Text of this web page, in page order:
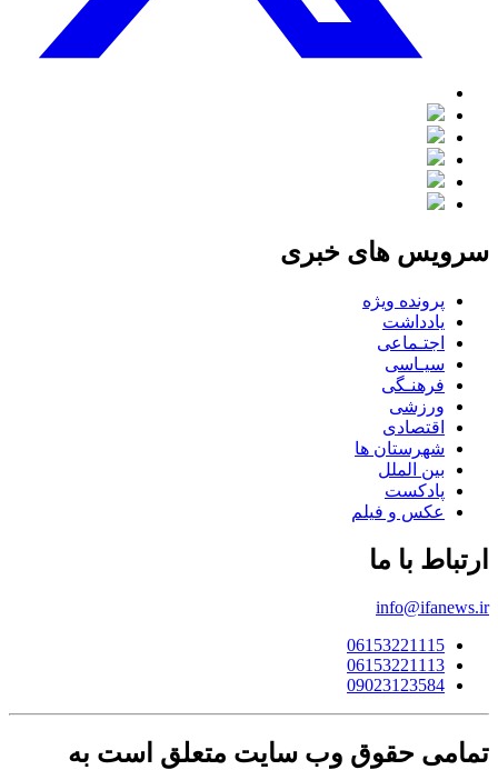
سرویس های خبری
پرونده ویژه
یادداشت
اجتـماعی
سیـاسی
فرهنـگی
ورزشی
اقتصادی
شهرستان ها
بین الملل
پادکست
عکس و فیلم
ارتباط با ما
info@ifanews.ir
06153221115
06153221113
09023123584
تمامی حقوق وب سایت متعلق است به